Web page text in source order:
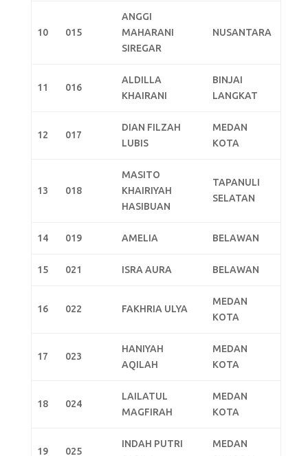
10 015
ANGGI
MAHARANI
SIREGAR
NUSANTARA
11 016
ALDILLA
KHAIRANI
BINJAI
LANGKAT
12 017
DIAN FILZAH
LUBIS
MEDAN
KOTA
13 018
MASITO
KHAIRIYAH
HASIBUAN
TAPANULI
SELATAN
14 019 AMELIA BELAWAN
15 021 ISRA AURA BELAWAN
16 022 FAKHRIA ULYA
MEDAN
KOTA
17 023
HANIYAH
AQILAH
MEDAN
KOTA
18 024
LAILATUL
MAGFIRAH
MEDAN
KOTA
19 025
INDAH PUTRI
MEDAN